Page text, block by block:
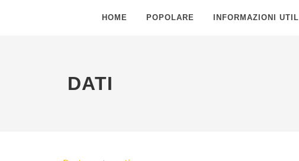
HOME POPOLARE INFORMAZIONI UTILI
DATI